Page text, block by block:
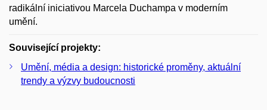
radikální iniciativou Marcela Duchampa v moderním
umění.
Související projekty:
Umění, média a design: historické proměny, aktuální
trendy a výzvy budoucnosti